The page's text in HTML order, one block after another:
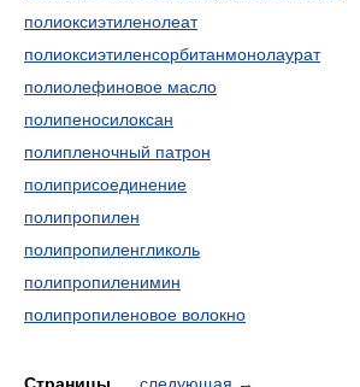
полиоксиэтиленолеат
полиоксиэтиленсорбитанмонолаурат
полиолефиновое масло
полипеносилоксан
полипленочный патрон
полиприсоединение
полипропилен
полипропиленгликоль
полипропиленимин
полипропиленовое волокно